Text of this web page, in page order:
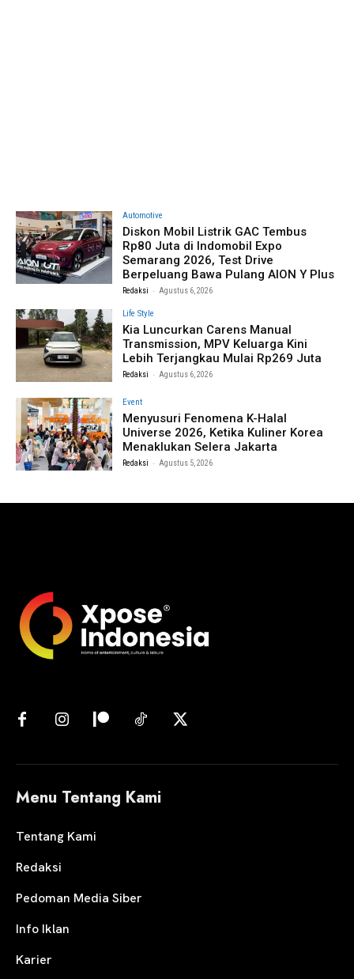
Automotive
Diskon Mobil Listrik GAC Tembus
Rp80 Juta di Indomobil Expo
Semarang 2026, Test Drive
Berpeluang Bawa Pulang AION Y Plus
Redaksi - Agustus 6, 2026
Life Style
Kia Luncurkan Carens Manual
Transmission, MPV Keluarga Kini
Lebih Terjangkau Mulai Rp269 Juta
Redaksi - Agustus 6, 2026
Event
Menyusuri Fenomena K-Halal
Universe 2026, Ketika Kuliner Korea
Menaklukan Selera Jakarta
Redaksi - Agustus 5, 2026
Menu Tentang Kami
Tentang Kami
Redaksi
Pedoman Media Siber
Info Iklan
Karier